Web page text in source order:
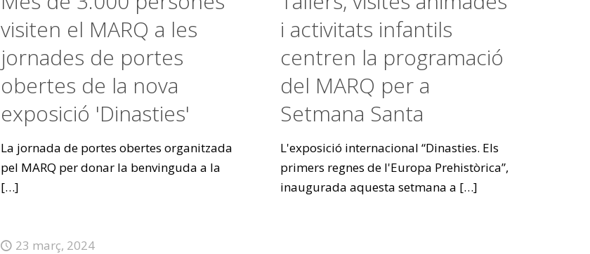
visiten el MARQ a les
jornades de portes
obertes de la nova
exposició 'Dinasties'
La jornada de portes obertes organitzada
pel MARQ per donar la benvinguda a la
[…]
i activitats infantils
centren la programació
del MARQ per a
Setmana Santa
L'exposició internacional “Dinasties. Els
primers regnes de l'Europa Prehistòrica”,
inaugurada aquesta setmana a […]
23 març, 2024